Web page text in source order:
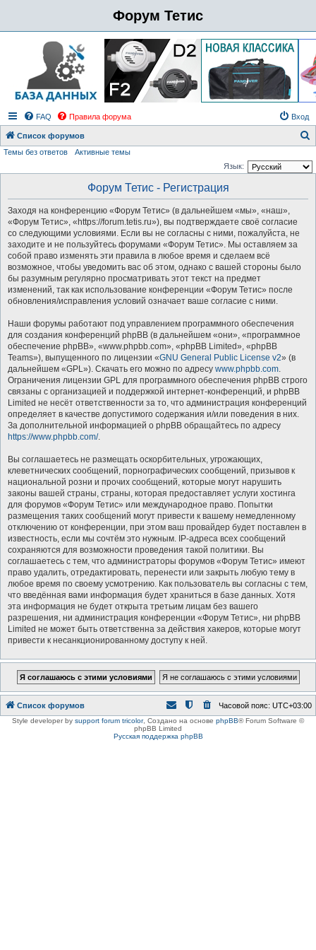
Форум Тетис
FAQ Правила форума Вход
Список форумов
Темы без ответов
Активные темы
Язык:
Форум Тетис - Регистрация
Заходя на конференцию «Форум Тетис» (в дальнейшем «мы», «наш»,
«Форум Тетис», «https://forum.tetis.ru»), вы подтверждаете своё согласие
со следующими условиями. Если вы не согласны с ними, пожалуйста, не
заходите и не пользуйтесь форумами «Форум Тетис». Мы оставляем за
собой право изменять эти правила в любое время и сделаем всё
возможное, чтобы уведомить вас об этом, однако с вашей стороны было
бы разумным регулярно просматривать этот текст на предмет
изменений, так как использование конференции «Форум Тетис» после
обновления/исправления условий означает ваше согласие с ними.
Наши форумы работают под управлением программного обеспечения
для создания конференций phpBB (в дальнейшем «они», «программное
обеспечение phpBB», «www.phpbb.com», «phpBB Limited», «phpBB
Teams»), выпущенного по лицензии «GNU General Public License v2» (в
дальнейшем «GPL»). Скачать его можно по адресу www.phpbb.com.
Ограничения лицензии GPL для программного обеспечения phpBB строго
связаны с организацией и поддержкой интернет-конференций, и phpBB
Limited не несёт ответственности за то, что администрация конференций
определяет в качестве допустимого содержания и/или поведения в них.
За дополнительной информацией о phpBB обращайтесь по адресу
https://www.phpbb.com/.
Вы соглашаетесь не размещать оскорбительных, угрожающих,
клеветнических сообщений, порнографических сообщений, призывов к
национальной розни и прочих сообщений, которые могут нарушить
законы вашей страны, страны, которая предоставляет услуги хостинга
для форумов «Форум Тетис» или международное право. Попытки
размещения таких сообщений могут привести к вашему немедленному
отключению от конференции, при этом ваш провайдер будет поставлен в
известность, если мы сочтём это нужным. IP-адреса всех сообщений
сохраняются для возможности проведения такой политики. Вы
соглашаетесь с тем, что администраторы форумов «Форум Тетис» имеют
право удалить, отредактировать, перенести или закрыть любую тему в
любое время по своему усмотрению. Как пользователь вы согласны с тем,
что введённая вами информация будет храниться в базе данных. Хотя
эта информация не будет открыта третьим лицам без вашего
разрешения, ни администрация конференции «Форум Тетис», ни phpBB
Limited не может быть ответственна за действия хакеров, которые могут
привести к несанкционированному доступу к ней.
Список форумов Часовой пояс: UTC+03:00
Style developer by support forum tricolor, Создано на основе phpBB® Forum Software ©
phpBB Limited
Русская поддержка phpBB